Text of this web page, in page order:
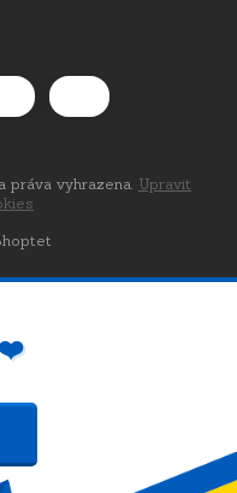
práva vyhrazena. Upravit
❤️